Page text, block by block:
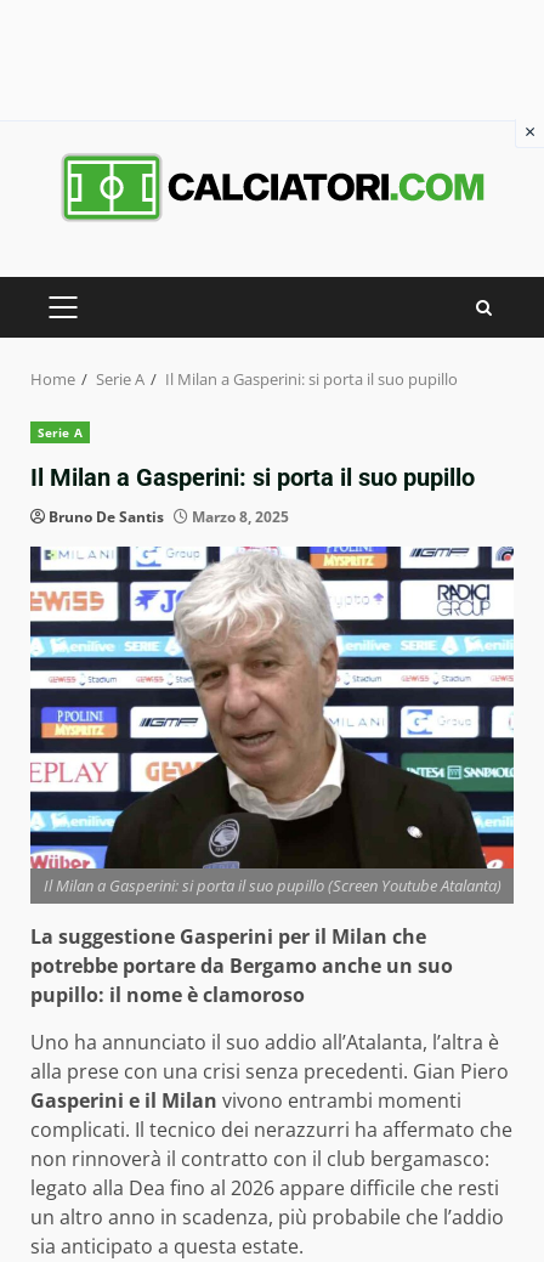
PRIMARY
Home Serie A Il Milan a Gasperini: si porta il suo pupillo
Serie A
Il Milan a Gasperini: si porta il suo pupillo
Bruno De Santis Marzo 8, 2025
Il Milan a Gasperini: si porta il suo pupillo (Screen Youtube Atalanta)
La suggestione Gasperini per il Milan che
potrebbe portare da Bergamo anche un suo
pupillo: il nome è clamoroso
Uno ha annunciato il suo addio all’Atalanta, l’altra è
alla prese con una crisi senza precedenti. Gian Piero
Gasperini e il Milan vivono entrambi momenti
complicati. Il tecnico dei nerazzurri ha affermato che
non rinnoverà il contratto con il club bergamasco:
legato alla Dea fino al 2026 appare difficile che resti
un altro anno in scadenza, più probabile che l’addio
sia anticipato a questa estate.
×